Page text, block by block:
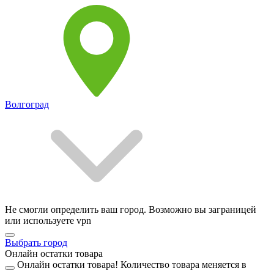
Волгоград
Не смогли определить ваш город. Возможно вы заграницей
или используете vpn
Выбрать город
Онлайн остатки товара
Онлайн остатки товара! Количество товара меняется в